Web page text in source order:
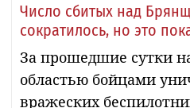
Число сбитых над
сократилось, но это
За прошедшие сутки
областью бойцами
вражеских